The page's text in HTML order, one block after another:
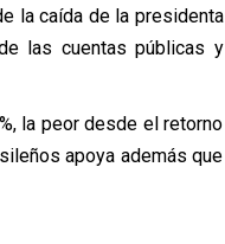
la caída de la presidenta
las cuentas públicas y
la peor desde el retorno
apoya además que